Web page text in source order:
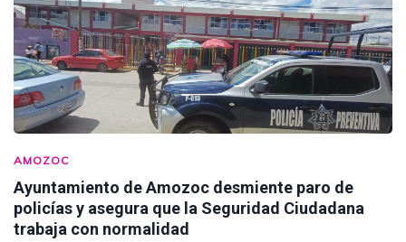
AMOZOC
Ayuntamiento de Amozoc desmiente paro de
policías y asegura que la Seguridad Ciudadana
trabaja con normalidad